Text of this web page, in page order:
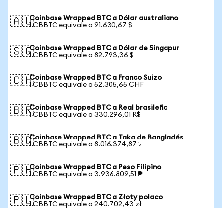
🇦🇺Coinbase Wrapped BTC a Dólar australiano
1 CBBTC equivale a 91.630,67 $
🇸🇬Coinbase Wrapped BTC a Dólar de Singapur
1 CBBTC equivale a 82.793,36 $
🇨🇭Coinbase Wrapped BTC a Franco Suizo
1 CBBTC equivale a 52.305,65 CHF
🇧🇷Coinbase Wrapped BTC a Real brasileño
1 CBBTC equivale a 330.296,01 R$
🇧🇩Coinbase Wrapped BTC a Taka de Bangladés
1 CBBTC equivale a 8.016.374,87 ৳
🇵🇭Coinbase Wrapped BTC a Peso Filipino
1 CBBTC equivale a 3.936.809,51 ₱
🇵🇱Coinbase Wrapped BTC a Złoty polaco
1 CBBTC equivale a 240.702,43 zł